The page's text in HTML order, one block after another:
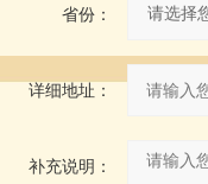
省份：
详细地址：
补充说明：